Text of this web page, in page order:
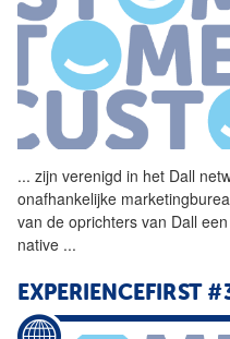
... zijn verenigd in het Dall
onafhankelijke
van de oprichters van Dall
native ...
EXPERIENCEFIRST